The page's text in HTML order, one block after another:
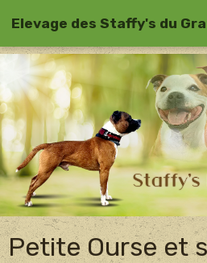
Elevage des Staffy's du
Petite Ourse et